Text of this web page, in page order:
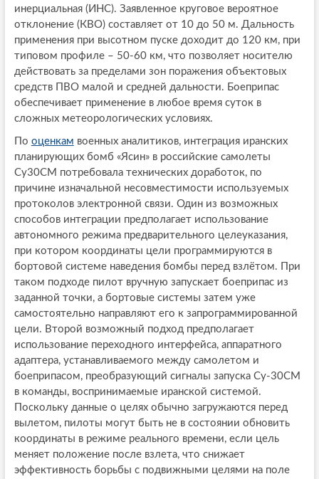
инерциальная (ИНС). Заявленное круговое вероятное
отклонение (КВО) составляет от 10 до 50 м. Дальность
применения при высотном пуске доходит до 120 км, при
типовом профиле – 50-60 км, что позволяет носителю
действовать за пределами зон поражения объектовых
средств ПВО малой и средней дальности. Боеприпас
обеспечивает применение в любое время суток в
сложных метеорологических условиях.
По оценкам военных аналитиков, интеграция иранских
планирующих бомб «Ясин» в российские самолеты
Су30СМ потребовала технических доработок, по
причине изначальной несовместимости используемых
протоколов электронной связи. Один из возможных
способов интеграции предполагает использование
автономного режима предварительного целеуказания,
при котором координаты цели программируются в
бортовой системе наведения бомбы перед взлётом. При
таком подходе пилот вручную запускает боеприпас из
заданной точки, а бортовые системы затем уже
самостоятельно направляют его к запрограммированной
цели. Второй возможный подход предполагает
использование переходного интерфейса, аппаратного
адаптера, устанавливаемого между самолетом и
боеприпасом, преобразующий сигналы запуска Су-30СМ
в команды, воспринимаемые иранской системой.
Поскольку данные о целях обычно загружаются перед
вылетом, пилоты могут быть не в состоянии обновить
координаты в режиме реального времени, если цель
меняет положение после взлета, что снижает
эффективность борьбы с подвижными целями на поле